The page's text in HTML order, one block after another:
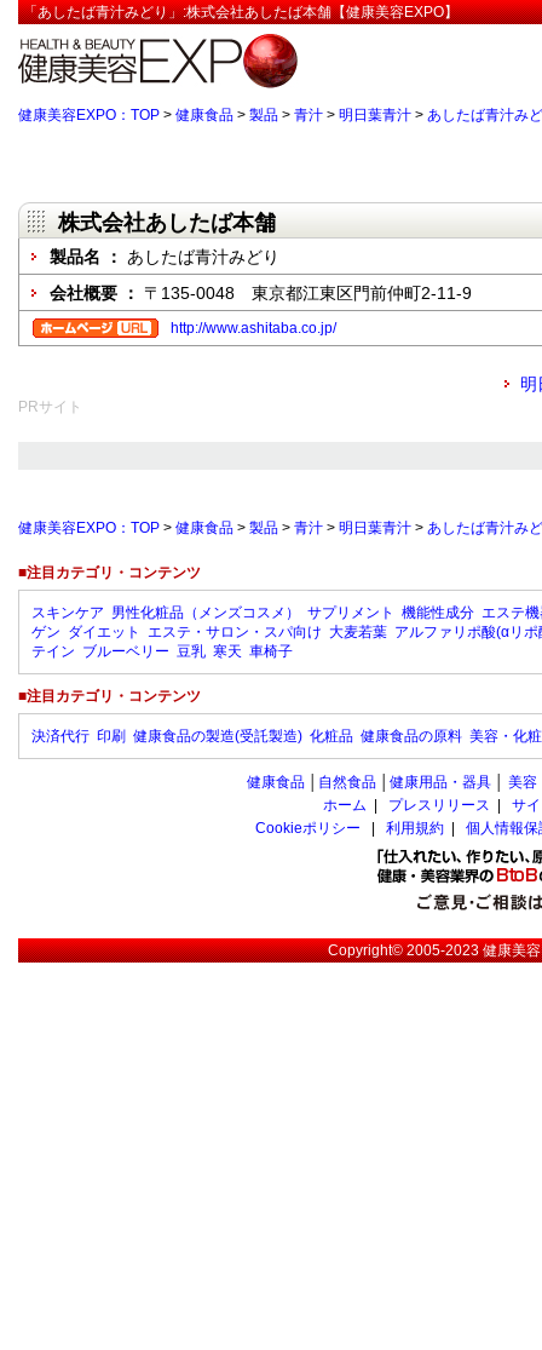
「あしたば青汁みどり」:株式会社あしたば本舗【健康美容EXPO】
健康美容EXPO：TOP > 健康食品 > 製品 > 青汁 > 明日葉青汁 > あしたば青汁み
株式会社あしたば本舗
製品名 ： あしたば青汁みどり
会社概要 ： 〒135-0048 東京都江東区門前仲町2-11-9
http://www.ashitaba.co.jp/
明
PRサイト
健康美容EXPO：TOP > 健康食品 > 製品 > 青汁 > 明日葉青汁 > あしたば青汁み
■注目カテゴリ・コンテンツ
スキンケア 男性化粧品（メンズコスメ） サプリメント 機能性成分 エステ
ゲン ダイエット エステ・サロン・スパ向け 大麦若葉 アルファリポ酸(αリポ
テイン ブルーベリー 豆乳 寒天 車椅子
■注目カテゴリ・コンテンツ
決済代行 印刷 健康食品の製造(受託製造) 化粧品 健康食品の原料 美容・化
健康食品 自然食品 健康用品・器具 美容
ホーム
プレスリリース
サ
Cookieポリシー
利用規約 個人情報
Copyright© 2005-2023健康美